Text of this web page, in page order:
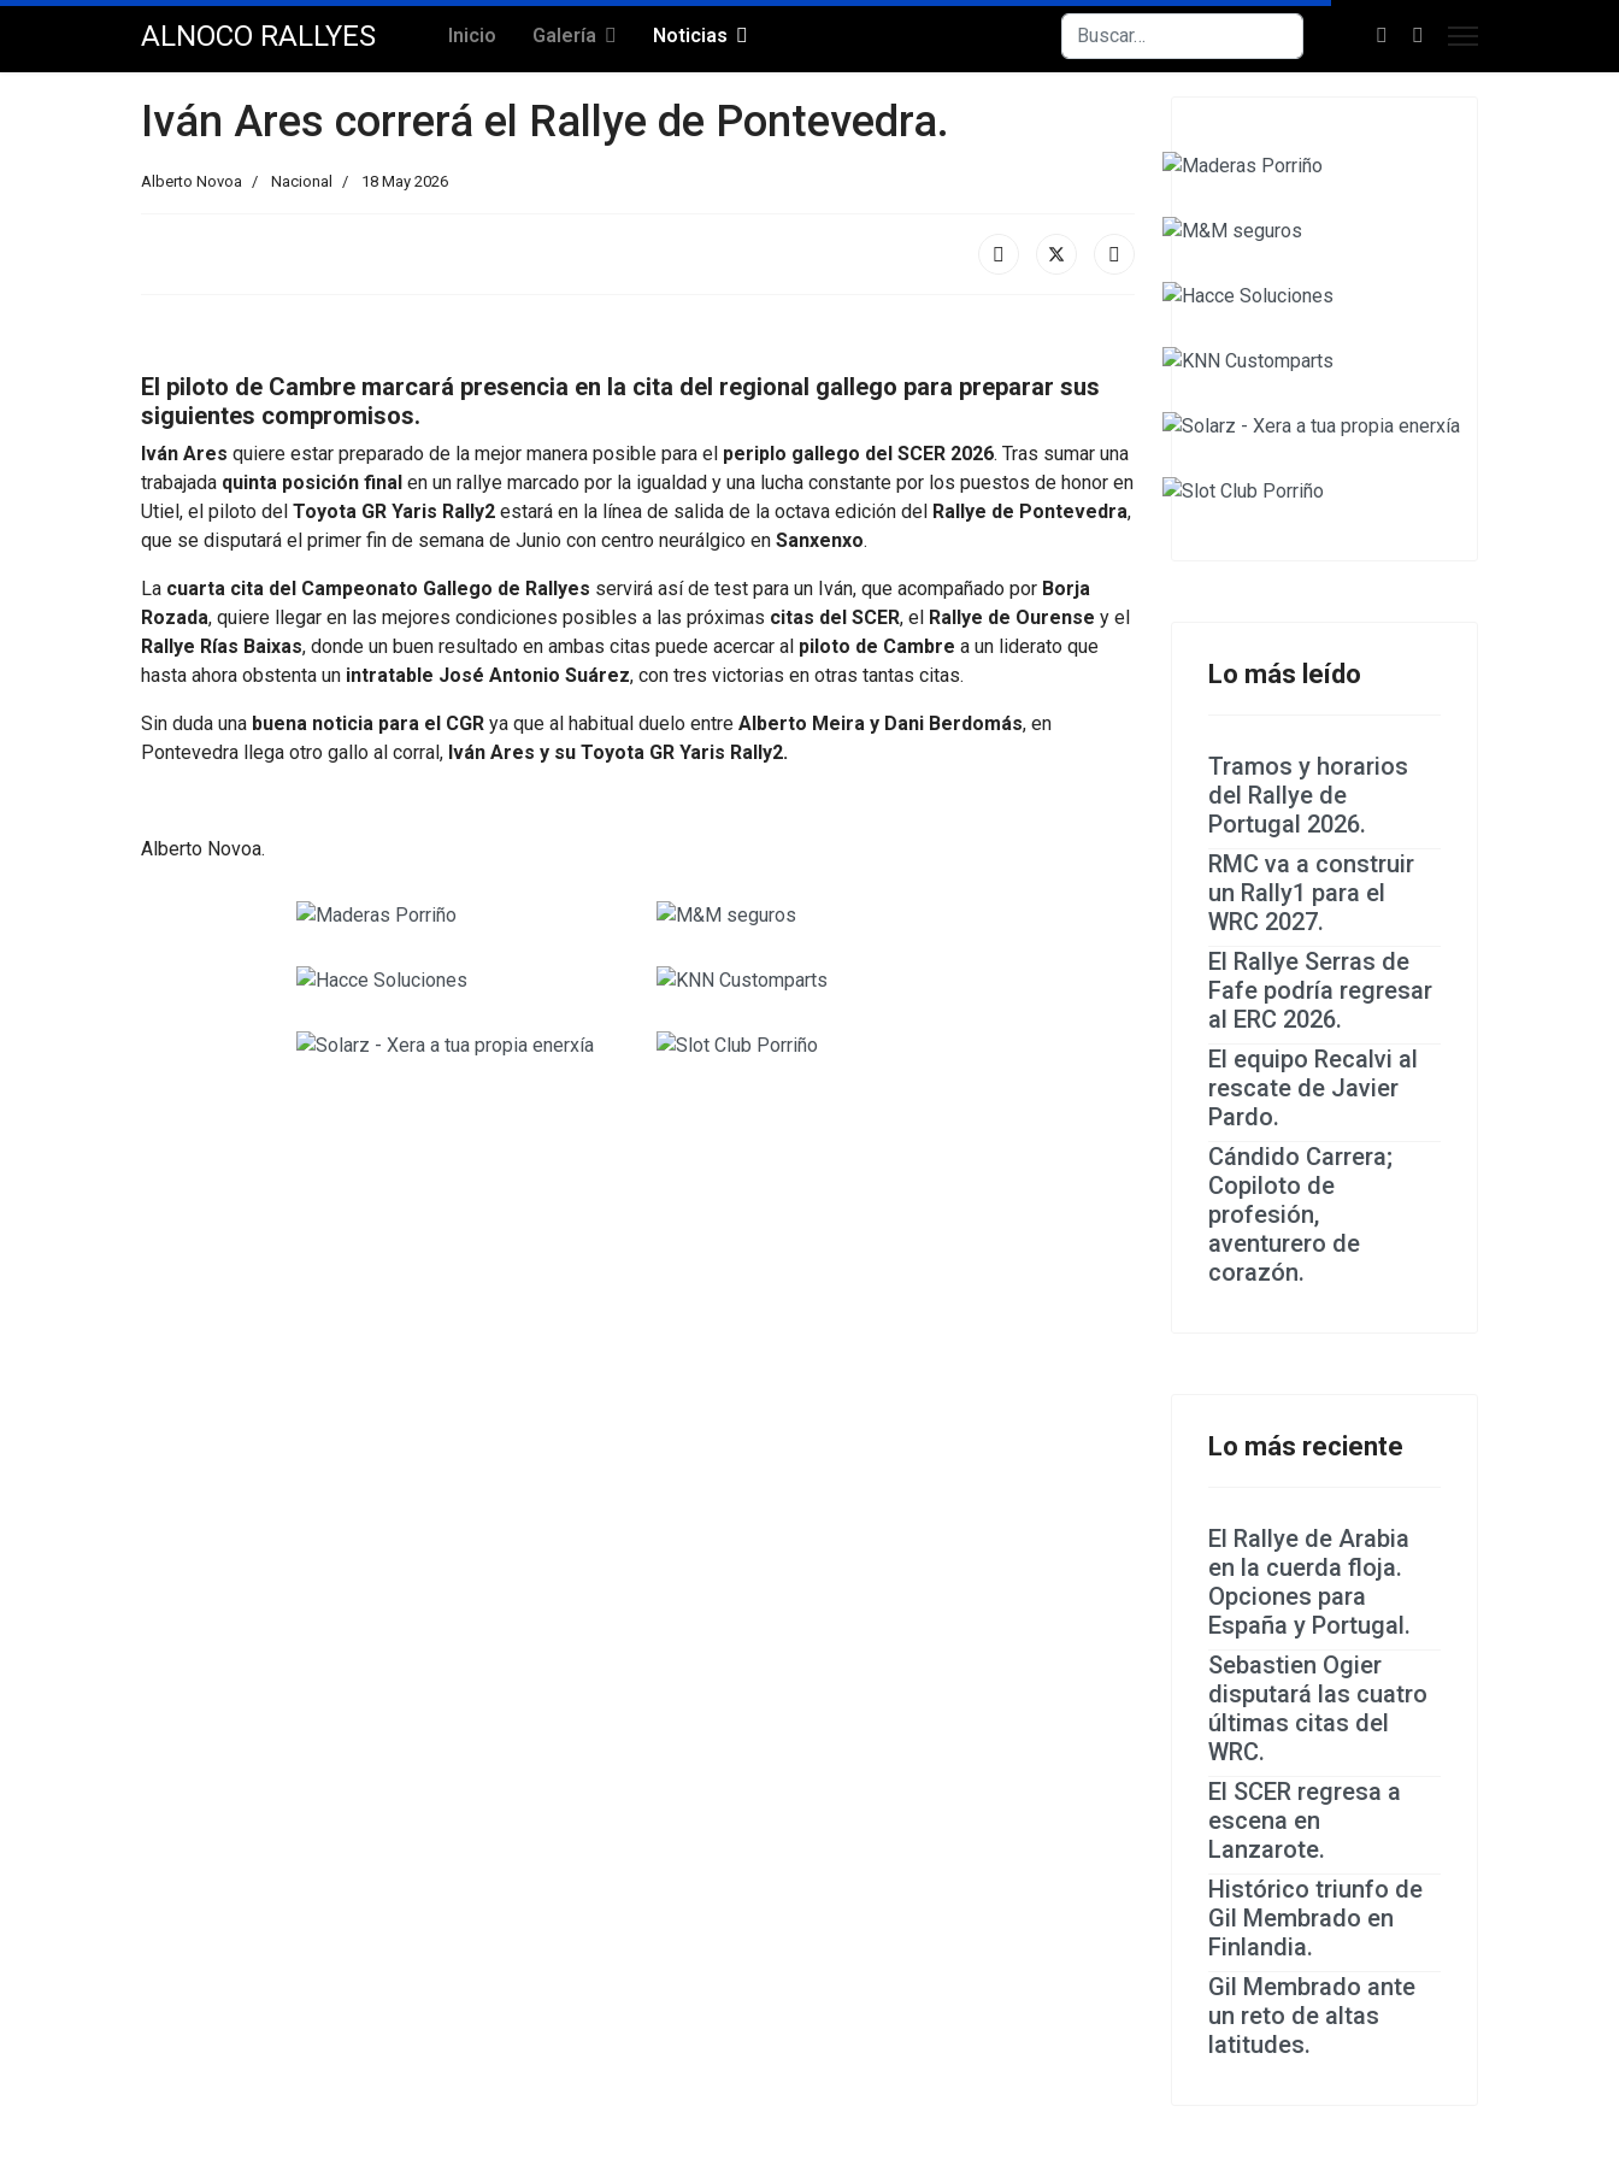
ALNOCO RALLYES Inicio Galería Noticias Buscar
Iván Ares correrá el Rallye de Pontevedra.
Alberto Novoa Nacional 18 May 2026
El piloto de Cambre marcará presencia en la cita del regional gallego para preparar sus
siguientes compromisos.
Iván Ares quiere estar preparado de la mejor manera posible para el periplo gallego del SCER 2026. Tras sumar una
trabajada quinta posición final en un rallye marcado por la igualdad y una lucha constante por los puestos de honor en
Utiel, el piloto del Toyota GR Yaris Rally2 estará en la línea de salida de la octava edición del Rallye de Pontevedra,
que se disputará el primer fin de semana de Junio con centro neurálgico en Sanxenxo.
La cuarta cita del Campeonato Gallego de Rallyes servirá así de test para un Iván, que acompañado por Borja
Rozada, quiere llegar en las mejores condiciones posibles a las próximas citas del SCER, el Rallye de Ourense y el
Rallye Rías Baixas, donde un buen resultado en ambas citas puede acercar al piloto de Cambre a un liderato que
hasta ahora obstenta un intratable José Antonio Suárez, con tres victorias en otras tantas citas.
Sin duda una buena noticia para el CGR ya que al habitual duelo entre Alberto Meira y Dani Berdomás, en
Pontevedra llega otro gallo al corral, Iván Ares y su Toyota GR Yaris Rally2.
Alberto Novoa.
Lo más leído
Tramos y horarios
del Rallye de
Portugal 2026.
RMC va a construir
un Rally1 para el
WRC 2027.
El Rallye Serras de
Fafe podría regresar
al ERC 2026.
El equipo Recalvi al
rescate de Javier
Pardo.
Cándido Carrera;
Copiloto de
profesión,
aventurero de
corazón.
Lo más reciente
El Rallye de Arabia
en la cuerda floja.
Opciones para
España y Portugal.
Sebastien Ogier
disputará las cuatro
últimas citas del
WRC.
El SCER regresa a
escena en
Lanzarote.
Histórico triunfo de
Gil Membrado en
Finlandia.
Gil Membrado ante
un reto de altas
latitudes.